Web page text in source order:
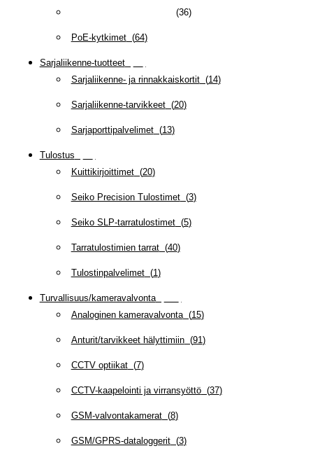
(36)
PoE-kytkimet(64)
Sarjaliikenne-tuotteet(
Sarjaliikenne- ja rinnakkaiskortit(14)
Sarjaliikenne-tarvikkeet(20)
Sarjaporttipalvelimet(13)
Tulostus
Kuittikirjoittimet(20)
Seiko Precision Tulostimet(3)
Seiko SLP-tarratulostimet(5)
Tarratulostimien tarrat(40)
Tulostinpalvelimet(1)
Turvallisuus/kameravalvonta(
Analoginen kameravalvonta(15)
Anturit/tarvikkeet hälyttimiin(91)
CCTV optiikat(7)
CCTV-kaapelointi ja virransyöttö(37)
GSM-valvontakamerat(8)
GSM/GPRS-dataloggerit(3)